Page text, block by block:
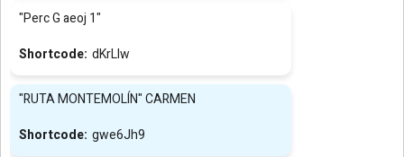
"Perc G aeoj 1"
dKrLIw
"RUTA MONTEMOLÍN" CARMEN
gwe6Jh9